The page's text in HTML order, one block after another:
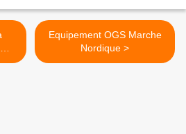
Equipement OGS Marche
Nordique >